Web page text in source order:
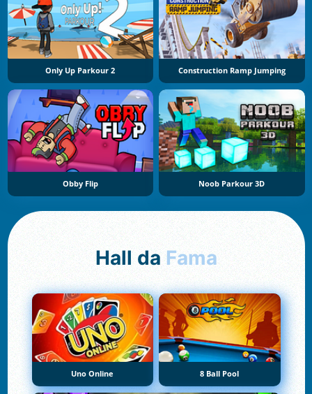
Only Up Parkour 2 Construction Ramp Jumping
Obby Flip Noob Parkour 3D
Hall da Fama
Uno Online 8 Ball Pool